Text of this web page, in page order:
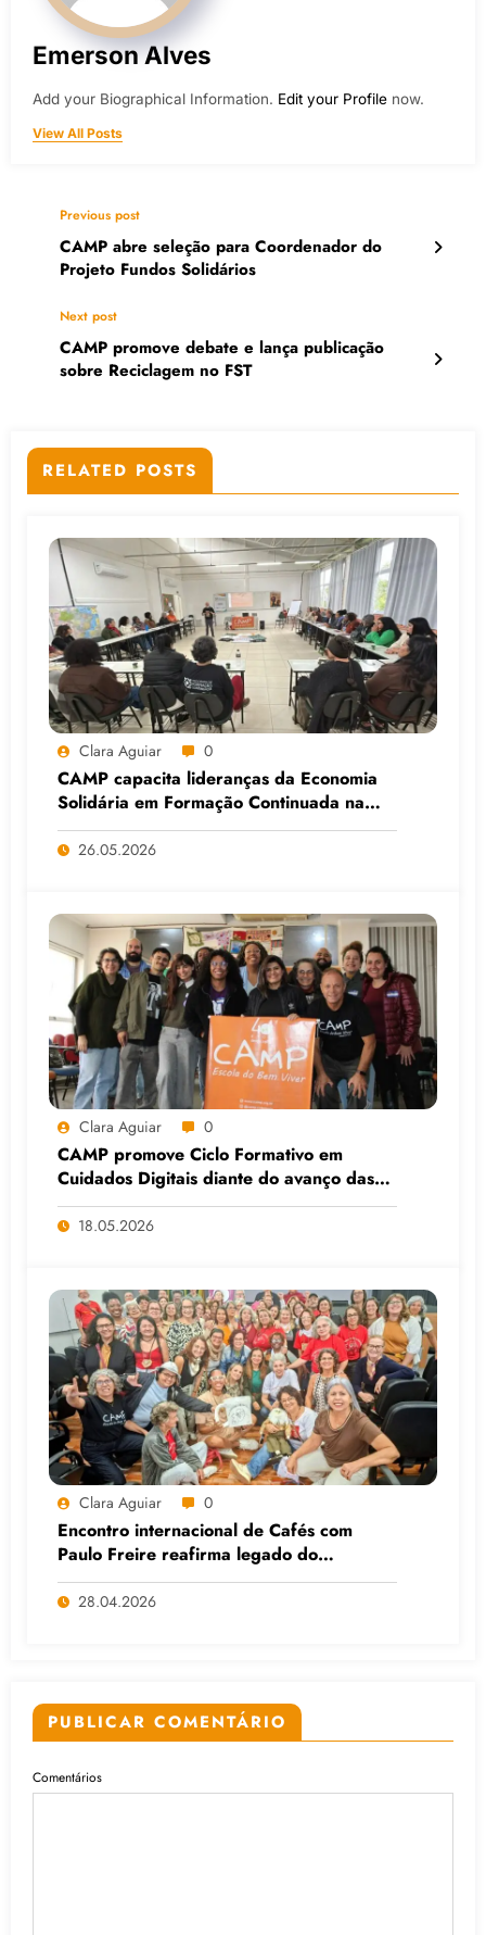
Emerson Alves
Add your Biographical Information. Edit your Profile now.
View All Posts
Previous post
CAMP abre seleção para Coordenador do
Projeto Fundos Solidários
Next post
CAMP promove debate e lança publicação
sobre Reciclagem no FST
RELATED POSTS
Clara Aguiar 0
CAMP capacita lideranças da Economia
Solidária em Formação Continuada na
Faculdade do Assentamento do MST, em
Viamão (RS)
26.05.2026
Clara Aguiar 0
CAMP promove Ciclo Formativo em
Cuidados Digitais diante do avanço das
Big Techs e da IA
18.05.2026
Clara Aguiar 0
Encontro internacional de Cafés com
Paulo Freire reafirma legado do
educador popular
28.04.2026
PUBLICAR COMENTÁRIO
Comentários